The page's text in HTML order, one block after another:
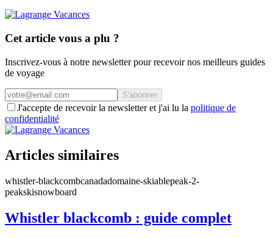
Cet article vous a plu ?
Inscrivez-vous à notre newsletter pour recevoir nos meilleurs guides
de voyage
S'abonner
J'accepte de recevoir la newsletter et j'ai lu la politique de
confidentialité
Articles similaires
whistler-blackcombcanadadomaine-skiablepeak-2-
peakskisnowboard
Whistler blackcomb : guide complet